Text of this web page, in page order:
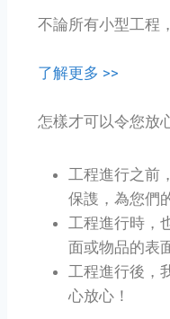
不論所有小型工程
了解更多 >>
怎樣才可以令您放
工程進行之前
保謢，為您們
工程進行時，
面或物品的表
工程進行後，
心放心！